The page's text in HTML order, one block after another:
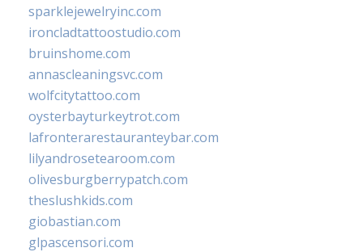
sparklejewelryinc.com
ironcladtattoostudio.com
bruinshome.com
annascleaningsvc.com
wolfcitytattoo.com
oysterbayturkeytrot.com
lafronterarestauranteybar.com
lilyandrosetearoom.com
olivesburgberrypatch.com
theslushkids.com
giobastian.com
glpascensori.com